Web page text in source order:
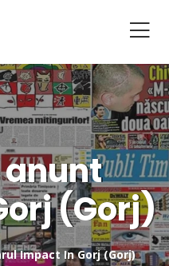
(Gorj)
Impact In Gorj (Gorj)